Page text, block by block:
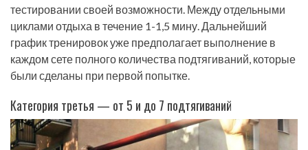
тестировании своей возможности. Между отдельными
циклами отдыха в течение 1-1,5 мину. Дальнейший
график тренировок уже предполагает выполнение в
каждом сете полного количества подтягиваний, которые
были сделаны при первой попытке.
Категория третья — от 5 и до 7 подтягиваний